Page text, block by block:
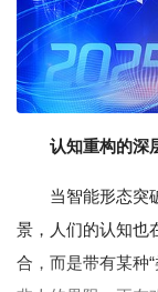
认知重构的深
当智能形态突
景，人们的认知也
合，而是带有某种